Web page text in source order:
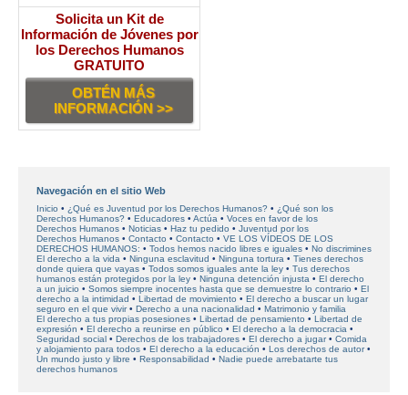
Solicita un Kit de
Información de Jóvenes por
los Derechos Humanos
GRATUITO
OBTÉN MÁS
INFORMACIÓN >>
Navegación en el sitio Web
Inicio ¿Qué es Juventud por los Derechos Humanos?
¿Qué son los
Derechos Humanos?
Educadores Actúa Voces en favorde los
Derechos Humanos
Noticias Haz tu pedido
Juventud por los
Derechos Humanos
Contacto Contacto
VE LOS VÍDEOS DE LOS
DERECHOS HUMANOS:
Todos hemos nacido libres e iguales
No discrimines
El derecho a la vida
Ninguna esclavitud Ninguna tortura
Tienes derechos
donde quiera que vayas
Todos somos iguales ante la ley
Tus derechos
humanos están protegidos por la ley
Ninguna detención injusta
El derecho
a un juicio
Somos siempre inocentes hasta que se demuestre lo contrario
El
derecho a la intimidad
Libertad de movimiento
El derecho a buscar un lugar
seguro en el que vivir
Derecho a una nacionalidad
Matrimonio y familia
El derecho a tus propias posesiones
Libertad de pensamiento
Libertad de
expresión
El derecho a reunirse en público
El derecho a la democracia
Seguridad social
Derechos de los trabajadores El derecho a jugar
Comida
y alojamiento para todos
El derecho a la educación
Los derechos de autor
Un mundo justo y libre
Responsabilidad
Nadie puede arrebatarte tus
derechos humanos